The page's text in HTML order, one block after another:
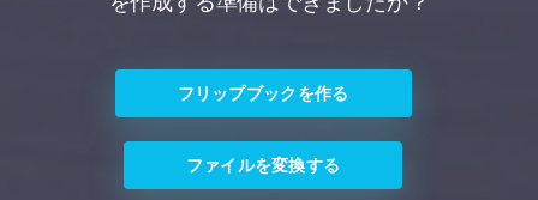
フリップブックを作る
ファイルを変換する